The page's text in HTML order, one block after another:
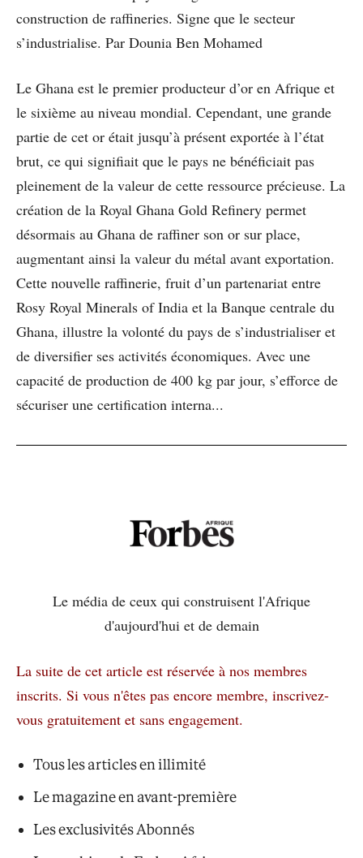
construction de raffineries. Signe que le secteur
s’industrialise. Par Dounia Ben Mohamed
Le Ghana est le premier producteur d’or en Afrique et
le sixième au niveau mondial. Cependant, une grande
partie de cet or était jusqu’à présent exportée à l’état
brut, ce qui signifiait que le pays ne bénéficiait pas
pleinement de la valeur de cette ressource précieuse. La
création de la Royal Ghana Gold Refinery permet
désormais au Ghana de raffiner son or sur place,
augmentant ainsi la valeur du métal avant exportation.
Cette nouvelle raffinerie, fruit d’un partenariat entre
Rosy Royal Minerals of India et la Banque centrale du
Ghana, illustre la volonté du pays de s’industrialiser et
de diversifier ses activités économiques. Avec une
capacité de production de 400 kg par jour, s’efforce de
sécuriser une certification interna...
Le média de ceux qui construisent l'Afrique
d'aujourd'hui et de demain
La suite de cet article est réservée à nos membres
inscrits. Si vous n'êtes pas encore membre, inscrivez-
vous gratuitement et sans engagement.
Tous les articles en illimité
Le magazine en avant-première
Les exclusivités Abonnés